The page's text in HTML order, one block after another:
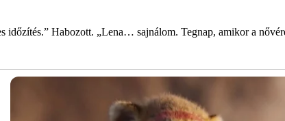
időzítés.” Habozott. „Lena… sajnálom. Tegnap, amikor a